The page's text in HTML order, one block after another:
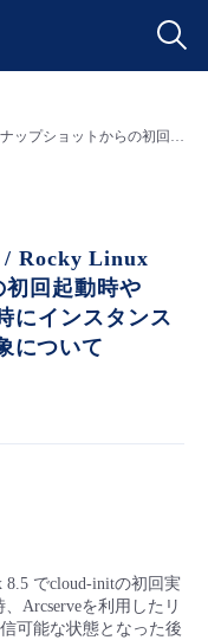
Red Hat Enterprise Linux8.6 / Rocky Linux 8.5 でスナップショットからの初回起動時やArcserveを利用したリストア時にインスタンス内の一部設定が変更される事象について
Rocky Linux
回起動時や
にインスタンス
について
8.5 でcloud-initの初回実
Arcserveを利用したリ
可能な状態となった後